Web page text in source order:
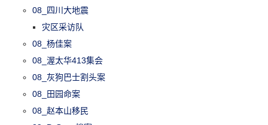
08_四川大地震
灾区采访队
08_杨佳案
08_渥太华413集会
08_灰狗巴士割头案
08_田园命案
08_赵本山移民